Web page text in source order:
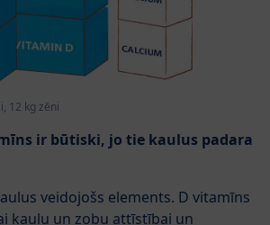
12 kg zēni
ns ir būtiski, jo tie kaulus padara
veidojošs elements. D vitamīns
kaulu un zobu attīstībai un